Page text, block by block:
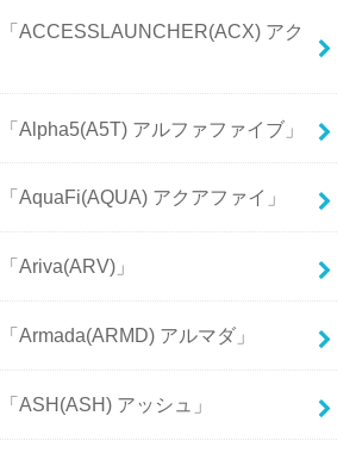
ACCESSLAUNCHER(ACX) アク
Alpha5(A5T) アルファファイブ」
AquaFi(AQUA) アクアファイ」
Ariva(ARV)」
Armada(ARMD) アルマダ」
ASH(ASH) アッシュ」